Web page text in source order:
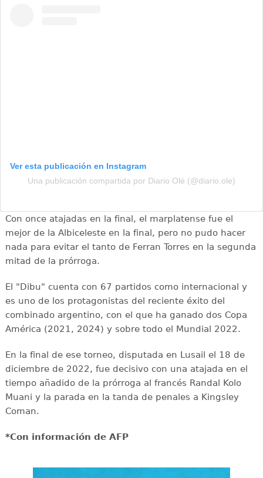
Ver esta publicación en Instagram
Una publicación compartida por Diario Olé (@diario.ole)
Con once atajadas en la final, el marplatense fue el
mejor de la Albiceleste en la final, pero no pudo hacer
nada para evitar el tanto de Ferran Torres en la segunda
mitad de la prórroga.
El "Dibu" cuenta con 67 partidos como internacional y
es uno de los protagonistas del reciente éxito del
combinado argentino, con el que ha ganado dos Copa
América (2021, 2024) y sobre todo el Mundial 2022.
En la final de ese torneo, disputada en Lusail el 18 de
diciembre de 2022, fue decisivo con una atajada en el
tiempo añadido de la prórroga al francés Randal Kolo
Muani y la parada en la tanda de penales a Kingsley
Coman.
*Con información de AFP